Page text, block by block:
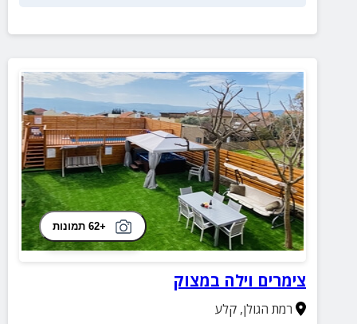
+62 תמונות
צימרים וילה במצוק
רמת הגולן,קלע